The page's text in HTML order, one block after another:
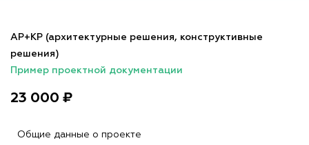
АР+КР (архитектурные решения, конструктивные
решения)
Пример проектной документации
23 000 ₽
Общие данные о проекте